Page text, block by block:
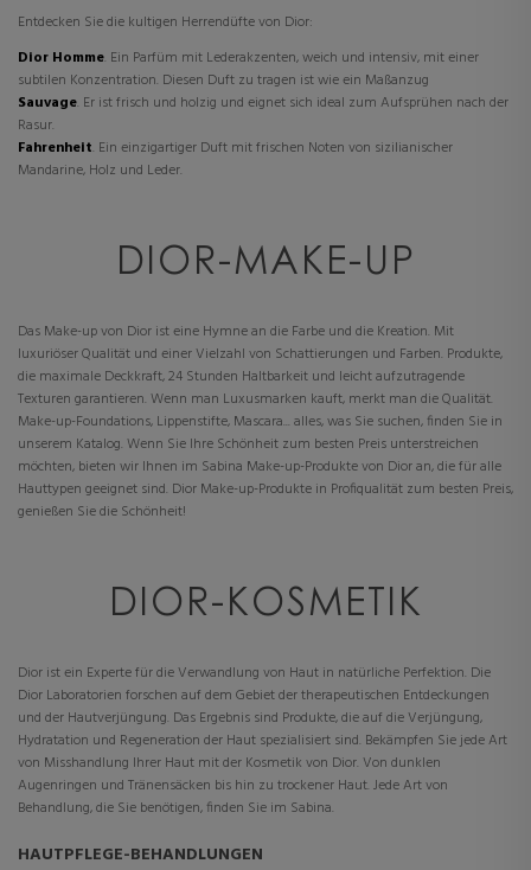
Entdecken Sie die kultigen Herrendüfte von Dior:
Dior Homme. Ein Parfüm mit Lederakzenten, weich und intensiv, mit einer
subtilen Konzentration. Diesen Duft zu tragen ist wie ein Maßanzug
Sauvage. Er ist frisch und holzig und eignet sich ideal zum Aufsprühen nach der
Rasur.
Fahrenheit. Ein einzigartiger Duft mit frischen Noten von sizilianischer
Mandarine, Holz und Leder.
DIOR-MAKE-UP
Das Make-up von Dior ist eine Hymne an die Farbe und die Kreation. Mit
luxuriöser Qualität und einer Vielzahl von Schattierungen und Farben. Produkte,
die maximale Deckkraft, 24 Stunden Haltbarkeit und leicht aufzutragende
Texturen garantieren. Wenn man Luxusmarken kauft, merkt man die Qualität.
Make-up-Foundations, Lippenstifte, Mascara... alles, was Sie suchen, finden Sie in
unserem Katalog. Wenn Sie Ihre Schönheit zum besten Preis unterstreichen
möchten, bieten wir Ihnen im Sabina Make-up-Produkte von Dior an, die für alle
Hauttypen geeignet sind. Dior Make-up-Produkte in Profiqualität zum besten Preis,
genießen Sie die Schönheit!
DIOR-KOSMETIK
Dior ist ein Experte für die Verwandlung von Haut in natürliche Perfektion. Die
Dior Laboratorien forschen auf dem Gebiet der therapeutischen Entdeckungen
und der Hautverjüngung. Das Ergebnis sind Produkte, die auf die Verjüngung,
Hydratation und Regeneration der Haut spezialisiert sind. Bekämpfen Sie jede Art
von Misshandlung Ihrer Haut mit der Kosmetik von Dior. Von dunklen
Augenringen und Tränensäcken bis hin zu trockener Haut. Jede Art von
Behandlung, die Sie benötigen, finden Sie im Sabina.
HAUTPFLEGE-BEHANDLUNGEN